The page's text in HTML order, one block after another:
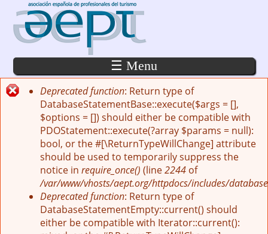
Pasar al contenido principal
☰ Menu
Mensaje de error
Deprecated function: Return type of
DatabaseStatementBase::execute($args = [],
$options = []) should either be compatible with
PDOStatement::execute(?array $params = null):
bool, or the #[\ReturnTypeWillChange] attribute
should be used to temporarily suppress the
notice in require_once() (line2244 of
/var/www/vhosts/aept.org/httpdocs/includes/
Deprecated function: Return type of
DatabaseStatementEmpty::current() should
either be compatible with Iterator::current():